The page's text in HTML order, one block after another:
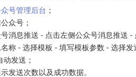
号管理后台 ；
众号；
消息推送 - 点击左侧公众号消息推送 -
称 - 选择模板 - 填写模板参数 - 选择
发送；
发送次数以及成功数据。